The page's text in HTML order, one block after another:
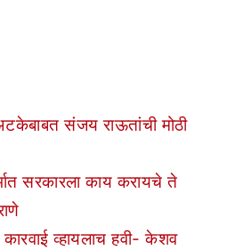
संजय राऊतांची मोठी
सरकारला काय करायचे ते
कारवाई व्हायलाच हवी- केशव